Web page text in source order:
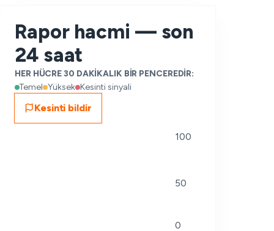
Rapor hacmi — son
24 saat
HER HÜCRE 30 DAKIKALIK BIR PENCEREDIR:
Temel Yüksek Kesinti sinyali
Kesinti bildir
100
50
0